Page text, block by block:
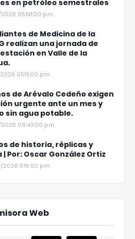
en petróleo semestrales
2026 05:58:00 p.m.
de Medicina de la
realizan una jornada de
en Valle de la
05:15:00 p.m.
de Arévalo Cedeño exigen
urgente ante un mes y
sin agua potable.
2026 09:43:00 p.m.
de historia, réplicas y
Por: Oscar González Ortiz
11:16:00 p.m.
Web